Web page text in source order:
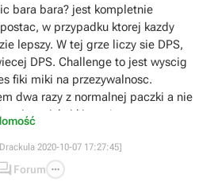
bara bara? jest kompletnie
w przypadku ktorej kazdy
lepszy. W tej grze liczy sie DPS,
DPS. Challenge to jest wyscig
fiki miki na przezywalnosc.
dwa razy z normalnej paczki a nie
nie wciskaj kitow ;)
2020-10-07 17:27:45]
Forum 